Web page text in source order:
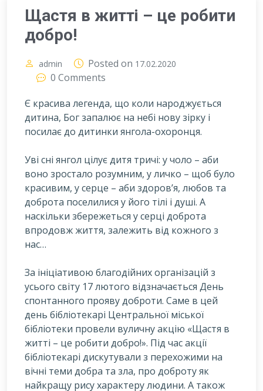
Щастя в житті – це робити
добро!
admin Posted on 17.02.2020
0 Comments
Є красива легенда, що коли народжується
дитина, Бог запалює на небі нову зірку і
посилає до дитинки янгола-охоронця.
Уві сні янгол цілує дитя тричі: у чоло – аби
воно зростало розумним, у личко – щоб було
красивим, у серце – аби здоров’я, любов та
доброта поселилися у його тілі і душі. А
наскільки збережеться у серці доброта
впродовж життя, залежить від кожного з
нас…
За ініціативою благодійних організацій з
усього світу 17 лютого відзначається День
спонтанного прояву доброти. Саме в цей
день бібліотекарі Центральної міської
бібліотеки провели вуличну акцію «Щастя в
житті – це робити добро!». Під час акції
бібліотекарі дискутували з перехожими на
вічні теми добра та зла, про доброту як
найкращу рису характеру людини. А також